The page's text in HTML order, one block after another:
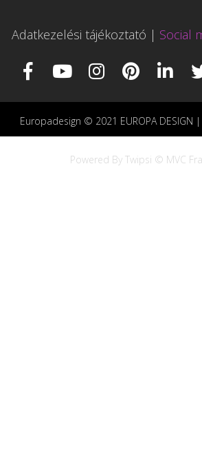
Adatkezelési tájékoztató | Social
Europadesign © 2021 EUROPA DESIGN
Powered By Twipsi © MVC